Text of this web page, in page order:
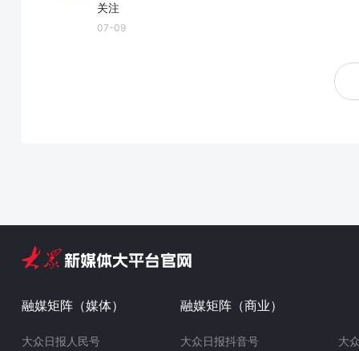
关注
07-09
融媒矩阵（媒体）
大众日报人民号
融媒矩阵（商业）
大众日报抖音号 大